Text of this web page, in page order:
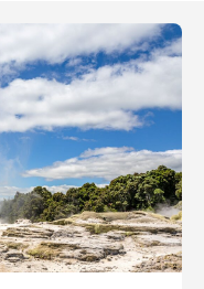
へ
健康経営
会をつくる素材の力
ヒミツ
安全への取り組み
地熱発電への挑戦